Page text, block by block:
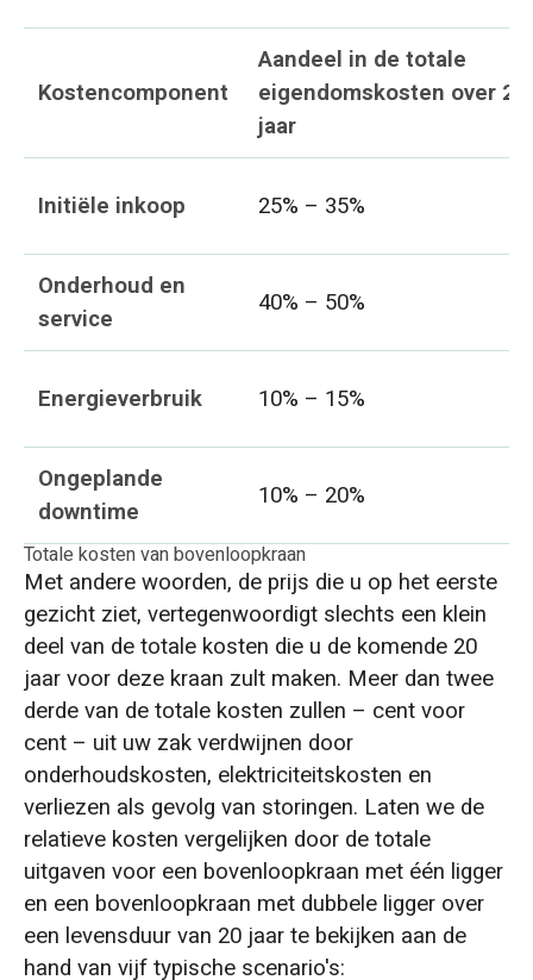
Kostencomponent
Aandeel in de totale
eigendomskosten over 20
jaar
Initiële inkoop 25% – 35%
Onderhoud en
service
40% – 50%
Energieverbruik 10% – 15%
Ongeplande
downtime
10% – 20%
Totale kosten van bovenloopkraan
Met andere woorden, de prijs die u op het eerste
gezicht ziet, vertegenwoordigt slechts een klein
deel van de totale kosten die u de komende 20
jaar voor deze kraan zult maken. Meer dan twee
derde van de totale kosten zullen – cent voor
cent – uit uw zak verdwijnen door
onderhoudskosten, elektriciteitskosten en
verliezen als gevolg van storingen. Laten we de
relatieve kosten vergelijken door de totale
uitgaven voor een bovenloopkraan met één ligger
en een bovenloopkraan met dubbele ligger over
een levensduur van 20 jaar te bekijken aan de
hand van vijf typische scenario's: